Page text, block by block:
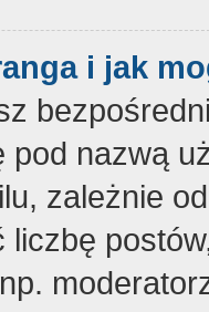
i jak
pod nazwą
zależnie